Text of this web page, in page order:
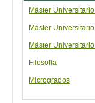
Máster
Máster
Máster
Filosofía
Microgrados